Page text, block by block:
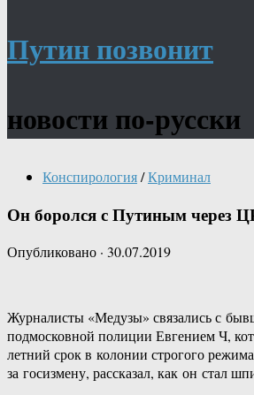
Путин позвонит
новости по-русски
Конспирология/Криминал
Он боролся с Путиным через
Опубликовано · 30.07.2019
Журналисты «Медузы» связались с
подмосковной полиции Евгением Ч,
летний срок в колонии строгого
за госизмену, рассказал, как он стал